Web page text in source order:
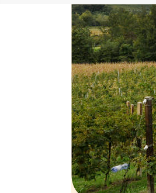
オリジナル商品
Yes! Everyday
Yes! Premium
Yes! Happiness
star select
直輸入ワイン
直輸入食品・菓子
ヤオコーカード
店頭サービス
埼玉県
茨城県
神奈川県